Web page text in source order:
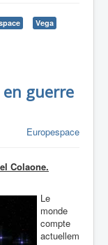
Vega
guerre
Europespace
Colaone.
Le
monde
compte
actuellem